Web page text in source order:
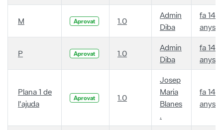
M Aprovat 1.0
Admin
Diba
fa 14
anys
P Aprovat 1.0
Admin
Diba
fa 14
anys
Plana 1 de
l'ajuda
Aprovat 1.0
Josep
Maria
Blanes
.
fa 14
anys